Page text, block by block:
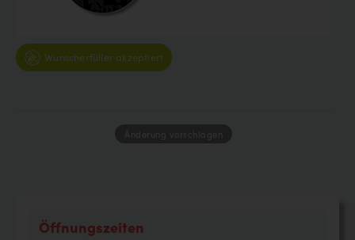
Wunscherfüller akzeptiert
Änderung vorschlagen
Öffnungszeiten